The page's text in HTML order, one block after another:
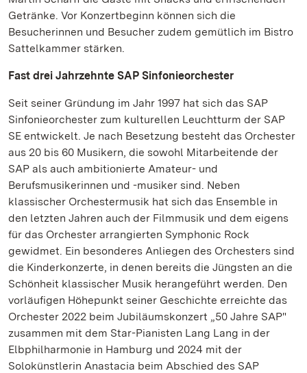
Getränke. Vor Konzertbeginn können sich die
Besucherinnen und Besucher zudem gemütlich im Bistro
Sattelkammer stärken.
Fast drei Jahrzehnte SAP Sinfonieorchester
Seit seiner Gründung im Jahr 1997 hat sich das SAP
Sinfonieorchester zum kulturellen Leuchtturm der SAP
SE entwickelt. Je nach Besetzung besteht das Orchester
aus 20 bis 60 Musikern, die sowohl Mitarbeitende der
SAP als auch ambitionierte Amateur- und
Berufsmusikerinnen und -musiker sind. Neben
klassischer Orchestermusik hat sich das Ensemble in
den letzten Jahren auch der Filmmusik und dem eigens
für das Orchester arrangierten Symphonic Rock
gewidmet. Ein besonderes Anliegen des Orchesters sind
die Kinderkonzerte, in denen bereits die Jüngsten an die
Schönheit klassischer Musik herangeführt werden. Den
vorläufigen Höhepunkt seiner Geschichte erreichte das
Orchester 2022 beim Jubiläumskonzert „50 Jahre SAP"
zusammen mit dem Star-Pianisten Lang Lang in der
Elbphilharmonie in Hamburg und 2024 mit der
Solokünstlerin Anastacia beim Abschied des SAP